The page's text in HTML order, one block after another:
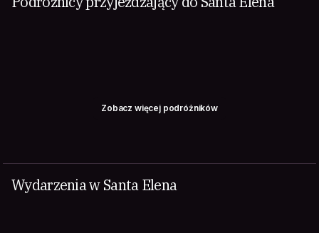
Zobacz więcej podróżników
Wydarzenia w Santa Elena